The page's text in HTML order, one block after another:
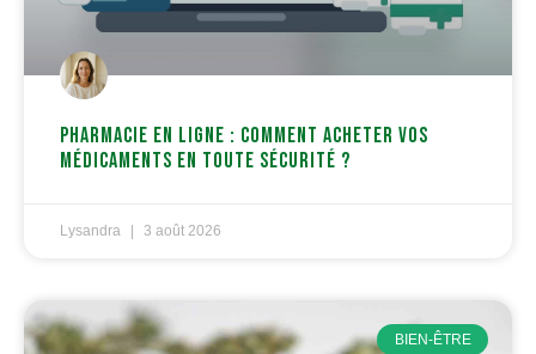
Pharmacie en ligne : comment acheter vos
médicaments en toute sécurité ?
Lysandra 3 août 2026
BIEN-ÊTRE